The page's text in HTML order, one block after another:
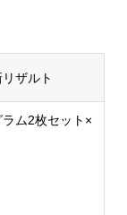
ザルト
ム2枚セット×